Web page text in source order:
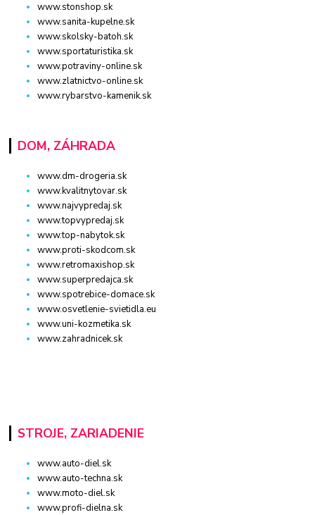
www.stonshop.sk
www.sanita-kupelne.sk
www.skolsky-batoh.sk
www.sportaturistika.sk
www.potraviny-online.sk
www.zlatnictvo-online.sk
www.rybarstvo-kamenik.sk
DOM, ZÁHRADA
www.dm-drogeria.sk
www.kvalitnytovar.sk
www.najvypredaj.sk
www.topvypredaj.sk
www.top-nabytok.sk
www.proti-skodcom.sk
www.retromaxishop.sk
www.superpredajca.sk
www.spotrebice-domace.sk
www.osvetlenie-svietidla.eu
www.uni-kozmetika.sk
www.zahradnicek.sk
STROJE, ZARIADENIE
www.auto-diel.sk
www.auto-techna.sk
www.moto-diel.sk
www.profi-dielna.sk